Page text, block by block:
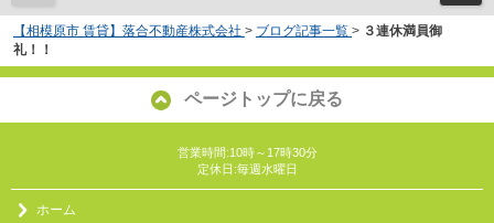
【相模原市 賃貸】落合不動産株式会社 > ブログ記事一覧 > ３連休満員御
礼！！
ページトップに戻る
営業時間:10時～17時30分
定休日:毎週水曜日
ホーム